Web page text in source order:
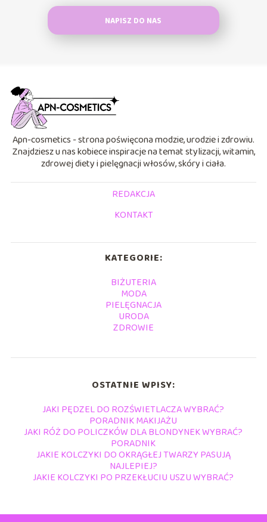
NAPISZ DO NAS
Apn-cosmetics - strona poświęcona modzie, urodzie i zdrowiu.
Znajdziesz u nas kobiece inspiracje na temat stylizacji, witamin,
zdrowej diety i pielęgnacji włosów, skóry i ciała.
REDAKCJA
KONTAKT
KATEGORIE:
BIŻUTERIA
MODA
PIELĘGNACJA
URODA
ZDROWIE
OSTATNIE WPISY:
JAKI PĘDZEL DO ROZŚWIETLACZA WYBRAĆ?
PORADNIK MAKIJAŻU
JAKI RÓŻ DO POLICZKÓW DLA BLONDYNEK WYBRAĆ?
PORADNIK
JAKIE KOLCZYKI DO OKRĄGŁEJ TWARZY PASUJĄ
NAJLEPIEJ?
JAKIE KOLCZYKI PO PRZEKŁUCIU USZU WYBRAĆ?